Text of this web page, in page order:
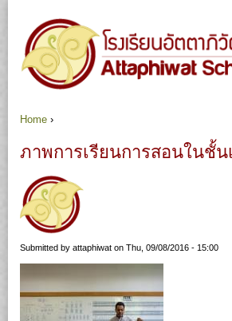
You are here
Home ›
ภาพการเรียนการสอนในชั้
Submitted by attaphiwat on Thu, 09/08/2016 - 15:00